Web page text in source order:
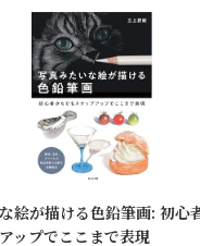
絵が描ける色鉛筆画: 初心
ップでここまで表現